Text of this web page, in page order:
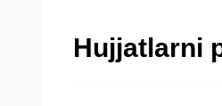
Hujjatlarni